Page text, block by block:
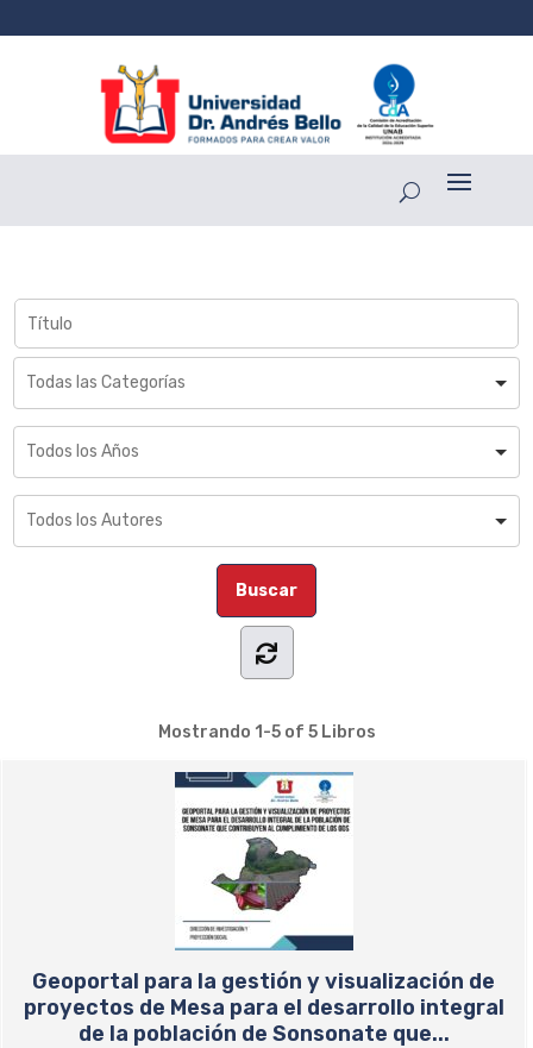
Mostrando 1-5 of 5Libros
Geoportal para la gestión y visualización de
proyectos de Mesa para el desarrollo integral
de la población de Sonsonate que...